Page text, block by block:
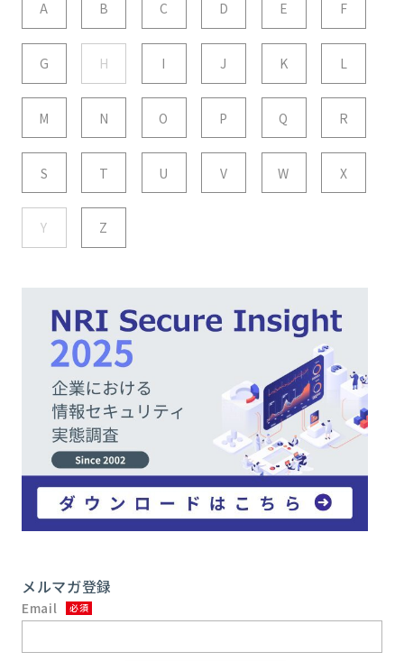
A B C D E F
G H I J K L
M N O P Q R
S T U V W X
Y Z
メルマガ登録
Email